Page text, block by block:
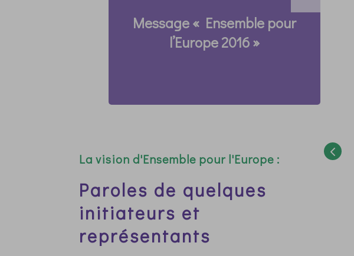
Message « Ensemble pour
l’Europe 2016 »
Paroles de quelques
initiateurs et
représentants
La vision d'Ensemble pour l'Europe :
« Dans notre Ensemble, nous apportons Jésus aux personnes. Dans les bouleversements
de notre époque, nous dépendons de sa proximité. Dans toutes les blessures et les
scellons par amour pour Jésus est le noyau organique d’Ensemble pour l’Europe. »